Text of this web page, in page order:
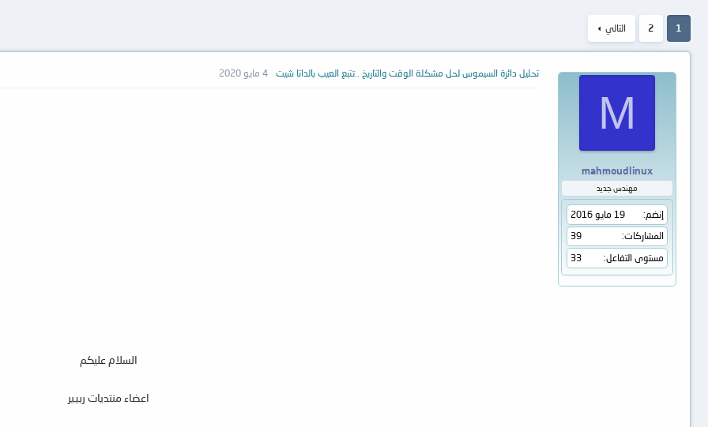
1
2 التالي
M
mahmoudlinux
مهندس جديد
إنضم
19 مايو 2016
المشاركات
39
مستوى التفاعل
33
تحليل دائرة السيموس لحل مشكلة الوقت والتاريخ ..تتبع العيب بالداتا شيت 4 مايو 2020
السلام عليكم
اعضاء منتديات ربيير